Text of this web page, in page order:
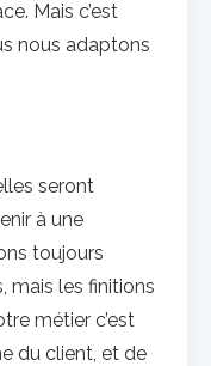
Mais c’est
nous adaptons
seront
à une
toujours
mais les finitions
métier c’est
du client, et de